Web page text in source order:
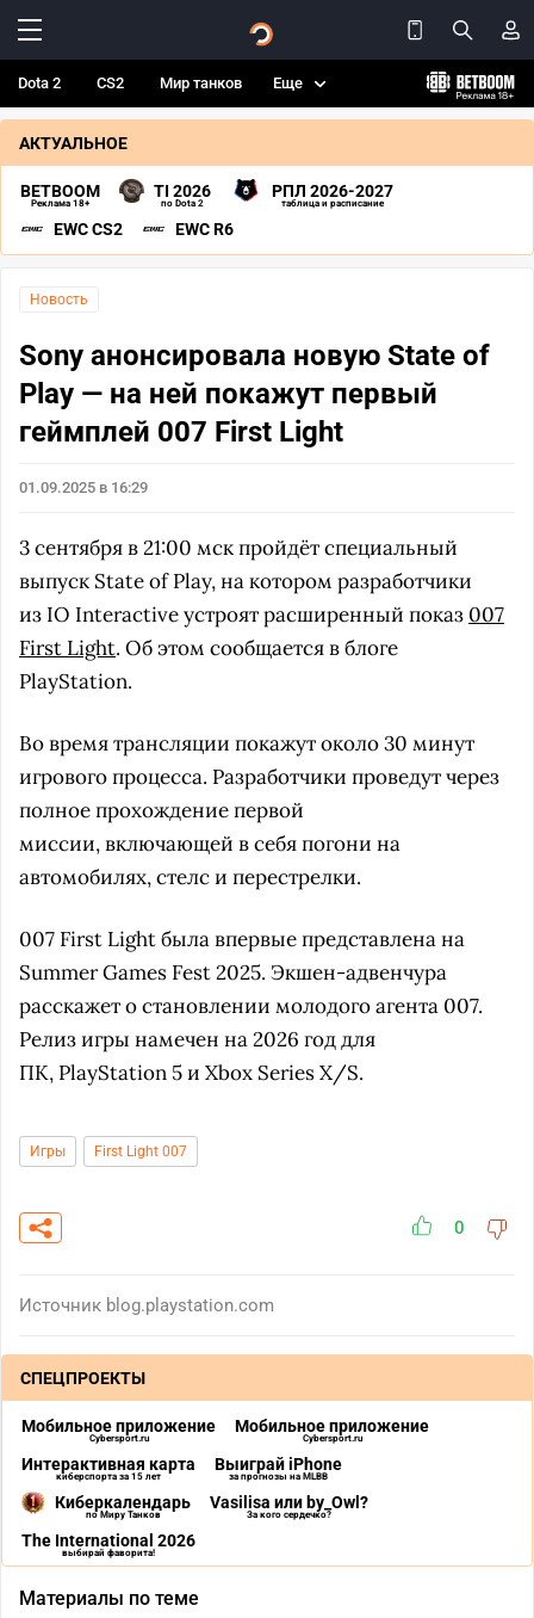
Dota 2 CS2 Мир танков Еще
АКТУАЛЬНОЕ
BETBOOM
Реклама 18+
TI 2026
по Dota 2
РПЛ 2026-2027
таблица и расписание
EWC CS2 EWC R6
Новость
Sony анонсировала новую State of
Play — на ней покажут первый
геймплей 007 First Light
01.09.2025 в 16:29
3 сентября в 21:00 мск пройдёт специальный
выпуск State of Play, на котором разработчики
из IO Interactive устроят расширенный показ 007
First Light. Об этом сообщается в блоге
PlayStation.
Во время трансляции покажут около 30 минут
игрового процесса. Разработчики проведут через
полное прохождение первой
миссии, включающей в себя погони на
автомобилях, стелс и перестрелки.
007 First Light была впервые представлена на
Summer Games Fest 2025. Экшен-адвенчура
расскажет о становлении молодого агента 007.
Релиз игры намечен на 2026 год для
ПК, PlayStation 5 и Xbox Series X/S.
Игры First Light 007
0
Источник blog.playstation.com
СПЕЦПРОЕКТЫ
Мобильное приложение
Cybersport.ru
Мобильное приложение
Cybersport.ru
Интерактивная карта
киберспорта за 15 лет
Выиграй iPhone
за прогнозы на MLBB
Киберкалендарь
по Миру Танков
Vasilisa или by_Owl?
За кого сердечко?
The International 2026
выбирай фаворита!
Материалы по теме